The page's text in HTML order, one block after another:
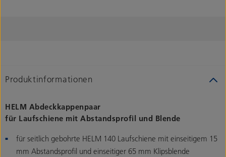
Produktinformationen
HELM Abdeckkappenpaar
für Laufschiene mit Abstandsprofil und Blende
für seitlich gebohrte HELM 140 Laufschiene mit einseitigem 15
mm Abstandsprofil und einseitiger 65 mm Klipsblende